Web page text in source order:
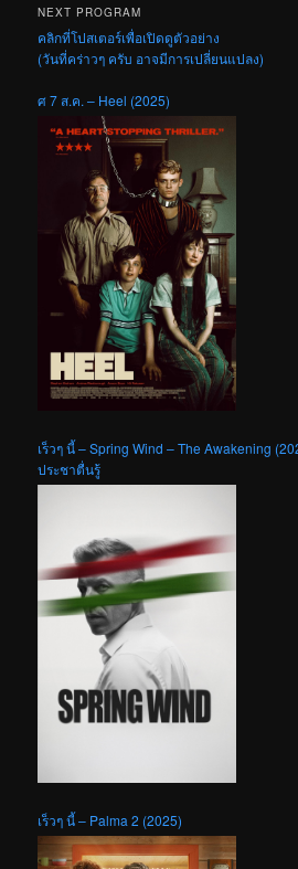
NEXT PROGRAM
คลิกที่โปสเตอร์เพื่อเปิดดูตัวอย่าง
(วันที่คร่าวๆ ครับ อาจมีการเปลี่ยนแปลง)
ศ 7 ส.ค. – Heel (2025)
เร็วๆ นี้ – Spring Wind – The Awakening
ประชาตื่นรู้
เร็วๆ นี้ – Palma 2 (2025)